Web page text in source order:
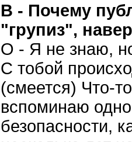
В - Почему
"групиз",
О - Я не знаю,
С тобой
(смеется) Что-
вспоминаю
безопасности,